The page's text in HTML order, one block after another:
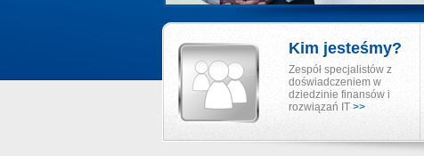
Kim jesteśmy?
Zespół specjalistów z
doświadczeniem w
dziedzinie finansów i
rozwiązań IT >>